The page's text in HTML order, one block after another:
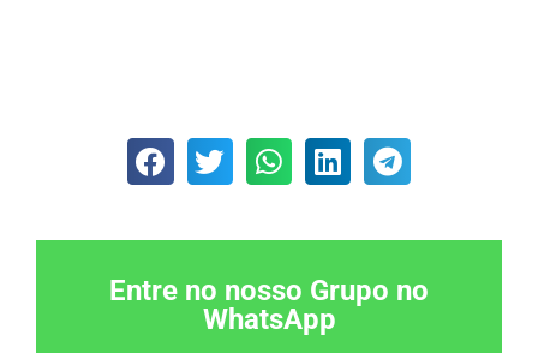
Entre no nosso Grupo no
WhatsApp